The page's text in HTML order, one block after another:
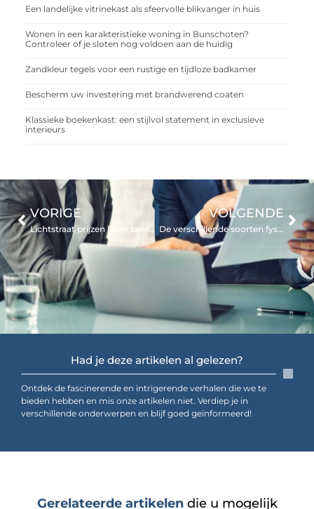
Een landelijke vitrinekast als sfeervolle blikvanger in huis
Wonen in een karakteristieke woning in Bunschoten?
Controleer of je sloten nog voldoen aan de huidig
Zandkleur tegels voor een rustige en tijdloze badkamer
Bescherm uw investering met brandwerend coaten
Klassieke boekenkast: een stijlvol statement in exclusieve
interieurs
Had je deze artikelen al gelezen?
Ontdek de fascinerende en intrigerende verhalen die we te
bieden hebben en mis onze artikelen niet. Verdiep je in
verschillende onderwerpen en blijf goed geïnformeerd!
VORIGE
Lichtstraat prijzen laten berekenen
VOLGENDE
De verschillende soorten fysiotherapie
Gerelateerde artikelendie u mogelijk